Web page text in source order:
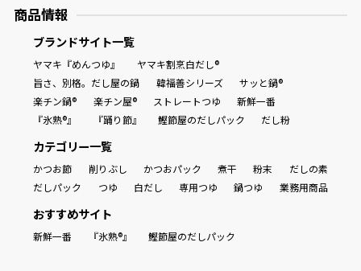
商品情報
ブランドサイト一覧
ヤマキ『めんつゆ』
ヤマキ割烹白だし®
旨さ、別格。だし屋の鍋
韓福善シリーズ
サッと鍋®
楽チン鍋®
楽チン屋® ストレートつゆ
新鮮一番
『氷熟®』
『踊り節』 鰹節屋のだしパック だし粉
カテゴリー一覧
かつお節 削りぶし かつおパック 煮干 粉末
だしの素
だしパック
つゆ 白だし 専用つゆ 鍋つゆ 業務用商品
おすすめサイト
新鮮一番 『氷熟®』 鰹節屋のだしパック